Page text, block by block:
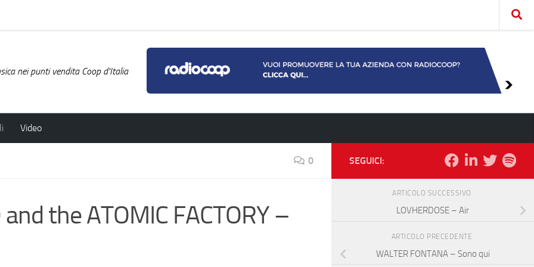
nei punti vendita Coop d'Italia
Video
0
the ATOMIC FACTORY –
SEGUICI:
ARTICOLO SUCCESSIVO
LOVHERDOSE – Air
ARTICOLO PRECEDENTE
WALTER FONTANA – Sono qui